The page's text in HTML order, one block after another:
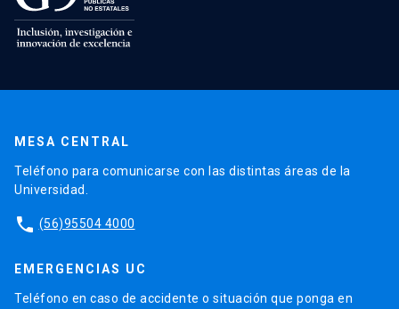
MESA CENTRAL
Teléfono para comunicarse con las distintas áreas de la
Universidad.
phone (56)95504 4000
EMERGENCIAS UC
Teléfono en caso de accidente o situación que ponga en